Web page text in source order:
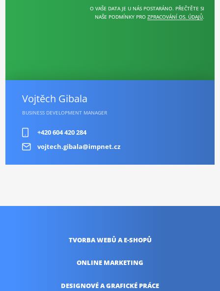
O VAŠE DATA JE U NÁS POSTARÁNO. PŘEČTĚTE SI
NAŠE PODMÍNKY PRO ZPRACOVÁNÍ OS. ÚDAJŮ.
Vojtěch Gibala
BUSINESS DEVELOPMENT MANAGER
+420 604 420 284
vojtech.gibala@impnet.cz
TVORBA WEBŮ A E-SHOPŮ
ONLINE MARKETING
DESIGNOVÉ AGRAFICKÉ PRÁCE